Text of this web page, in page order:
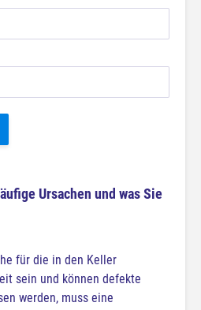
Ursachen und was Sie
für die in den Keller
sein und können defekte
werden, muss eine